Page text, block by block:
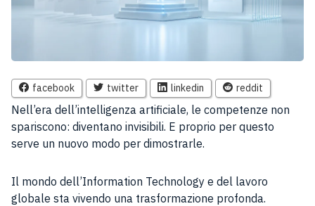
facebook twitter linkedin reddit
Nell’era dell’intelligenza artificiale, le competenze non
spariscono: diventano invisibili. E proprio per questo
serve un nuovo modo per dimostrarle.
Il mondo dell’Information Technology e del lavoro
globale sta vivendo una trasformazione profonda.